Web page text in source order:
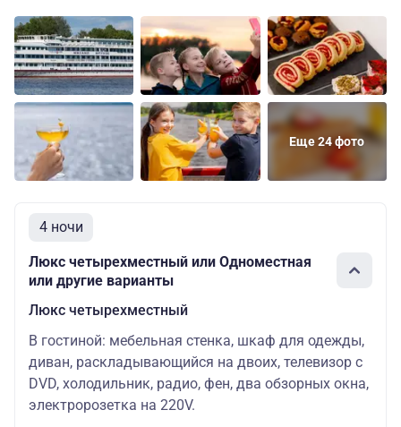
Шлюпочная
Двухместная
одноярусная
Основных
мест: 2
57200
Еще 24 фото
4 ночи
Люкс четырехместный или Одноместная
или другие варианты
Люкс четырехместный
В гостиной: мебельная стенка, шкаф для одежды,
диван, раскладывающийся на двоих, телевизор с
DVD, холодильник, радио, фен, два обзорных окна,
электророзетка на 220V.